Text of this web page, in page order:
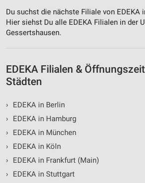
Du suchst die nächste Filiale von EDEKA
Hier siehst Du alle EDEKA Filialen in der
Gessertshausen.
EDEKA Filialen &
Städten
›
EDEKA in Berlin
›
EDEKA in Hamburg
›
EDEKA in München
›
EDEKA in Köln
›
EDEKA in Frankfurt (Main)
›
EDEKA in Stuttgart